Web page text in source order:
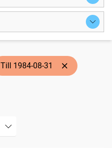
Till 1984-08-31